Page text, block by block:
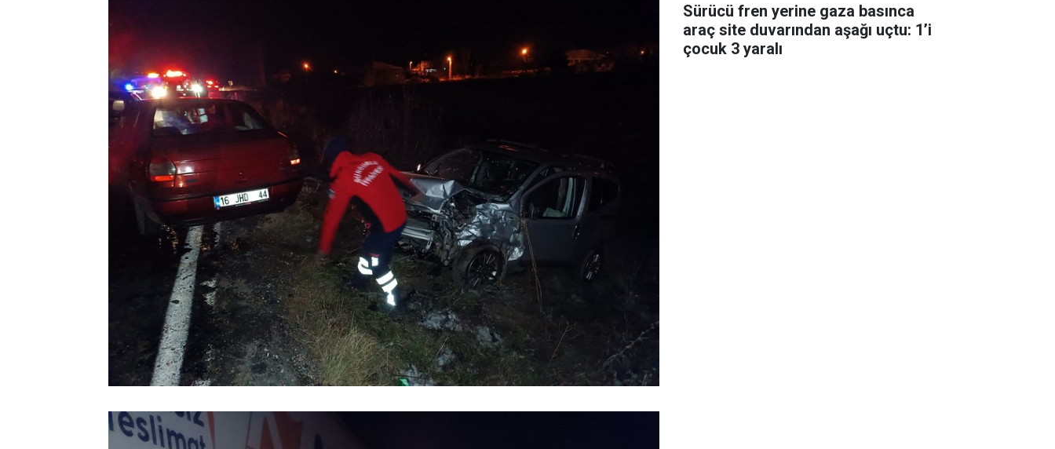
Sürücü fren yerine gaza basınca
araç site duvarından aşağı uçtu: 1’i
çocuk 3 yaralı